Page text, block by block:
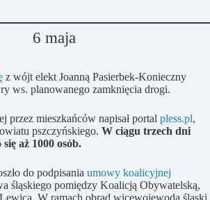
6 maja
z wójt elekt Joanną Pasierbek-Konieczny
ws. planowanego zamknięcia drogi.
przez mieszkańców napisał portal pless.pl,
pszczyńskiego. W ciągu trzech dni
aż 1000 osób.
do podpisania umowy koalicyjnej
śląskiego pomiędzy Koalicją Obywatelską,
W ramach obrad wicewojewoda śląski